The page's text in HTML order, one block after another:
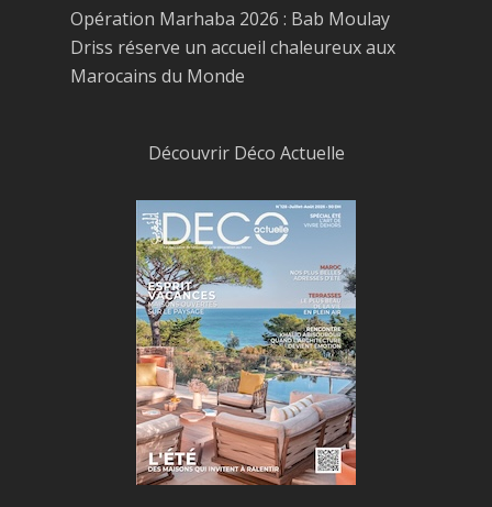
Opération Marhaba 2026 : Bab Moulay
Driss réserve un accueil chaleureux aux
Marocains du Monde
Découvrir Déco Actuelle